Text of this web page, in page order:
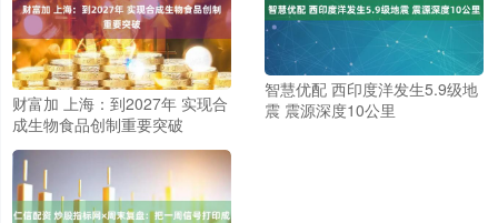
财富加 上海：到2027年 实现合
成生物食品创制重要突破
智慧优配 西印度洋发生5.9级地
震 震源深度10公里